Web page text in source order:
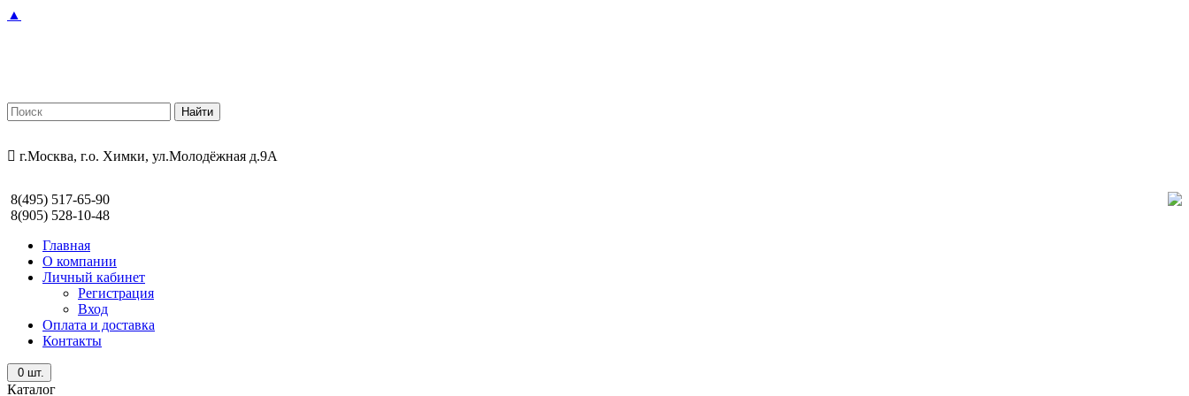
▲
г.Москва, г.о. Химки, ул.Молодёжная д.9А
8(495) 517-65-90
8(905) 528-10-48
Главная
О компании
Личный кабинет
Регистрация
Вход
Оплата и доставка
Контакты
0 шт.
Каталог